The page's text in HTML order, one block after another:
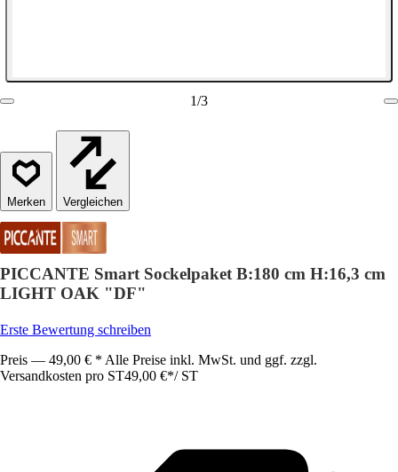
1/3
Vergleichen
PICCANTE Smart Sockelpaket B:180 cm H:16,3 cm
LIGHT OAK "DF"
Erste Bewertung schreiben
Preis — 49,00 € * Alle Preise inkl. MwSt. und ggf. zzgl.
Versandkosten pro ST49,00 €*/ ST